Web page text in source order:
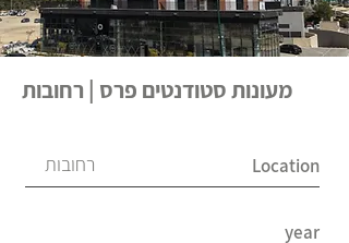
מעונות סטודנטים פרס | רחובות
רחובות Location
year